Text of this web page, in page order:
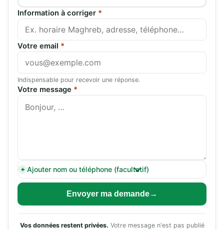
Information à corriger *
Votre email *
Indispensable pour recevoir une réponse.
Votre message *
Ajouter nom ou téléphone (facultatif)
Envoyer ma demande
Vos données restent privées. Votre message n'est pas publié